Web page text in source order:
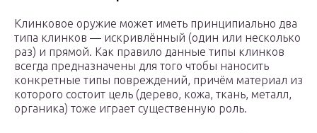
Клинковое оружие может иметь принципиально два
типа клинков — искривлённый (один или несколько
раз) и прямой. Как правило данные типы клинков
всегда предназначены для того чтобы наносить
конкретные типы повреждений, причём материал из
которого состоит цель (дерево, кожа, ткань, металл,
органика) тоже играет существенную роль.